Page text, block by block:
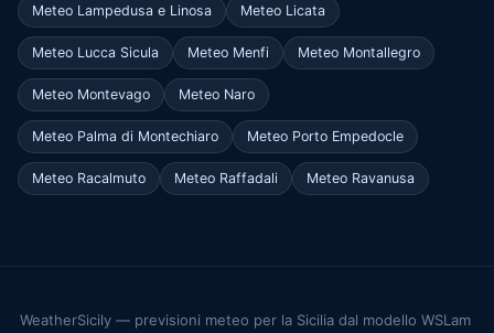
Meteo Lampedusa e Linosa Meteo Licata
Meteo Lucca Sicula Meteo Menfi Meteo Montallegro
Meteo Montevago Meteo Naro
Meteo Palma di Montechiaro Meteo Porto Empedocle
Meteo Racalmuto Meteo Raffadali Meteo Ravanusa
WeatherSicily — previsioni meteo per la Sicilia dal modello WSLam